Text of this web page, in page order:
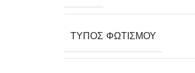
ΤΎΠΟΣ ΦΩΤΙΣΜΟΎ